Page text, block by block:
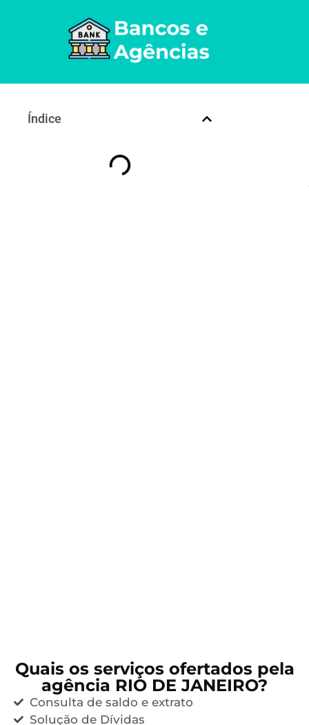
Índice
Quais os serviços ofertados pela
agência RIO DE JANEIRO?
Consulta de saldo e extrato
Solução de Dívidas